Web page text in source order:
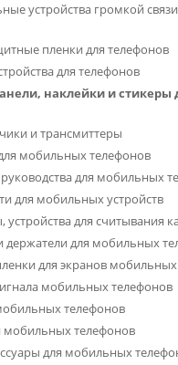
устройства громкой
пленки для телефонов
для телефонов
наклейки и стикеры
и трансмиттеры
мобильных телефонов
для мобильных
для мобильных устройств
устройства для считывания
держатели для мобильных
для экранов
мобильных телефонов
телефонов
мобильных телефонов
для мобильных